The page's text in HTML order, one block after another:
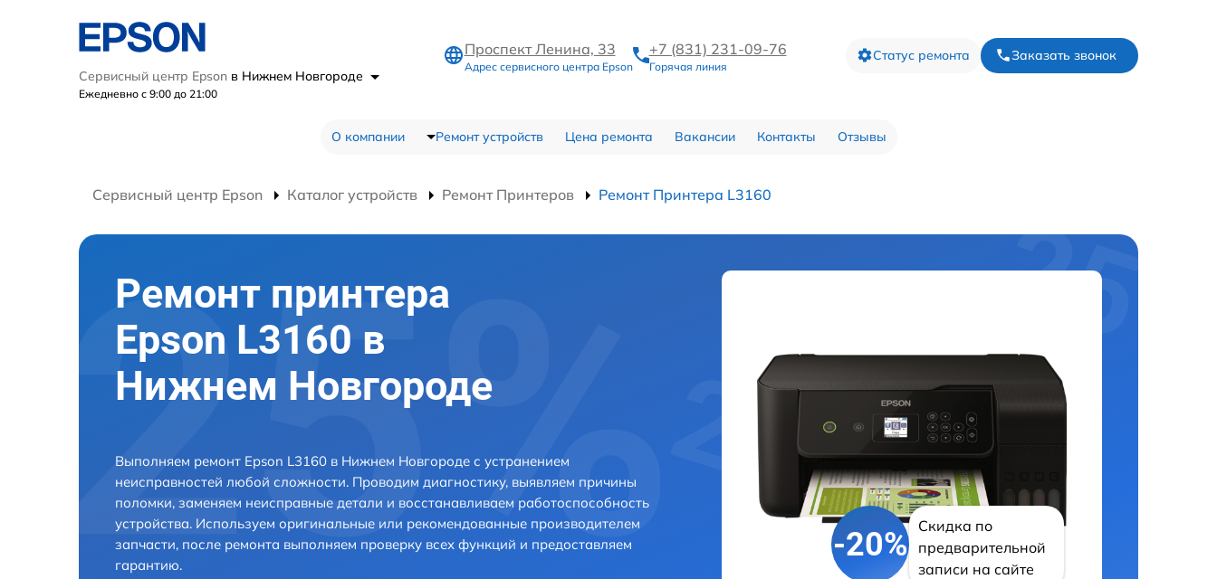
Сервисный центр Epson в Нижнем Новгороде
Ежедневно с 9:00 до 21:00
Проспект Ленина, 33
Адрес сервисного центра Epson
+7 (831) 231-09-76
Горячая линия
Статус ремонта Заказать звонок
О компании Ремонт устройств Цена ремонта Вакансии Контакты Отзывы
Сервисный центр Epson Каталог устройств Ремонт Принтеров Ремонт Принтера L3160
Ремонт принтера
Epson L3160 в
Нижнем Новгороде
Выполняем ремонт Epson L3160 в Нижнем Новгороде с устранением
неисправностей любой сложности. Проводим диагностику, выявляем причины
поломки, заменяем неисправные детали и восстанавливаем работоспособность
устройства. Используем оригинальные или рекомендованные производителем
запчасти, после ремонта выполняем проверку всех функций и предоставляем
гарантию.
-20%
Скидка по
предварительной
записи на сайте